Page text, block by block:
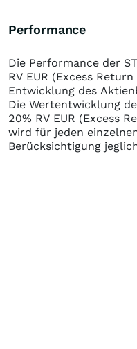
Performance
Die Performance der
RV EUR (Excess
Entwicklung des
Die Wertentwicklung
20% RV EUR (Excess
wird für jeden
Berücksichtigung